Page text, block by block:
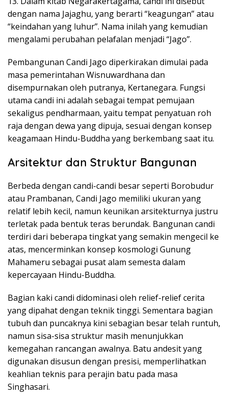
dengan nama Jajaghu, yang berarti “keagungan” atau
“keindahan yang luhur”. Nama inilah yang kemudian
mengalami perubahan pelafalan menjadi “Jago”.
Pembangunan Candi Jago diperkirakan dimulai pada
masa pemerintahan Wisnuwardhana dan
disempurnakan oleh putranya, Kertanegara. Fungsi
utama candi ini adalah sebagai tempat pemujaan
sekaligus pendharmaan, yaitu tempat penyatuan roh
raja dengan dewa yang dipuja, sesuai dengan konsep
keagamaan Hindu-Buddha yang berkembang saat itu.
Arsitektur dan Struktur Bangunan
Berbeda dengan candi-candi besar seperti Borobudur
atau Prambanan, Candi Jago memiliki ukuran yang
relatif lebih kecil, namun keunikan arsitekturnya justru
terletak pada bentuk teras berundak. Bangunan candi
terdiri dari beberapa tingkat yang semakin mengecil ke
atas, mencerminkan konsep kosmologi Gunung
Mahameru sebagai pusat alam semesta dalam
kepercayaan Hindu-Buddha.
Bagian kaki candi didominasi oleh relief-relief cerita
yang dipahat dengan teknik tinggi. Sementara bagian
tubuh dan puncaknya kini sebagian besar telah runtuh,
namun sisa-sisa struktur masih menunjukkan
kemegahan rancangan awalnya. Batu andesit yang
digunakan disusun dengan presisi, memperlihatkan
keahlian teknis para perajin batu pada masa
Singhasari.